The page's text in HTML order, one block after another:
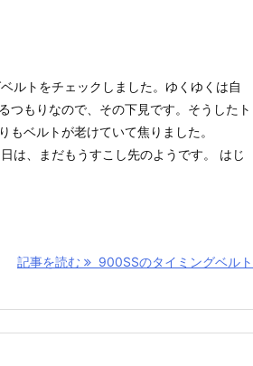
ルトをチェックしました。ゆくゆくは自
つもりなので、その下見です。そうしたト
もベルトが老けていて焦りました。
は、まだもうすこし先のようです。 はじ
記事を読む 900SSのタイミングベルト